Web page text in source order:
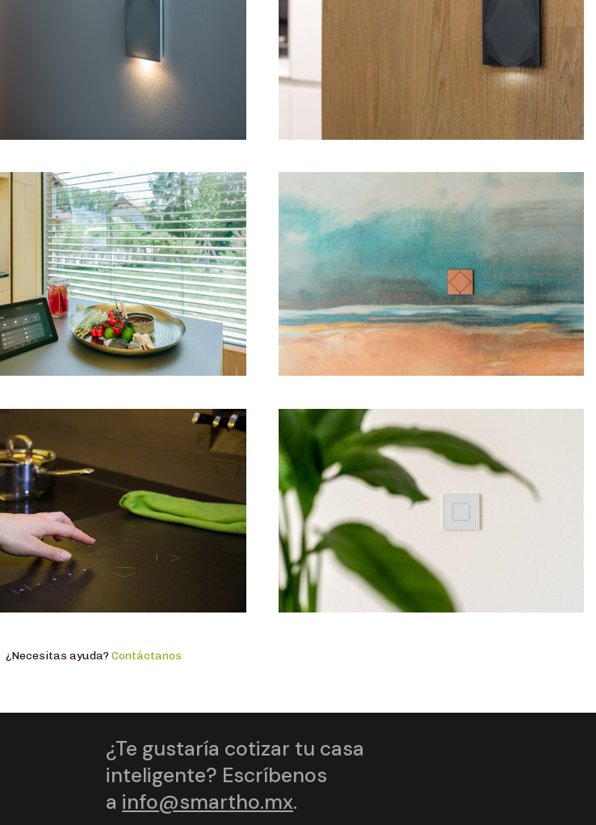
¿Necesitas ayuda? Contáctanos
¿Te gustaría cotizar tu casa
inteligente? Escríbenos
a info@smartho.mx.